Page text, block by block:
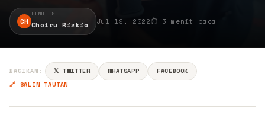
CH
PENULIS
Choiru Rizkia Jul 19, 2022⏱ 3 menit baca
BAGIKAN: 𝕏 TWITTER WHATSAPP
FACEBOOK
🔗 SALIN TAUTAN